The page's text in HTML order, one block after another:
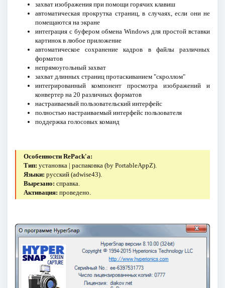
захват изображения при помощи горячих клавиш
автоматическая прокрутка страниц, в случаях, если они не
помещаются на экране
интеграция с буфером обмена Windows для простой вставки
картинок в любое приложение
автоматическое сохранение кадров в файлы различных
форматов
непрямоугольный захват
захват длинных страниц протаскиванием "скроллом"
интегрированный компонент просмотра изображений и
конвертер на 20 различных форматов
настраиваемый пользовательский интерфейс
полностью настраиваемый интерфейс пользователя
поддержка голосовых команд
Особенности RePack'a:
Тип: установка | распаковка (by PortableAppZ).
Языки: русский (adwise43).
Вырезано: справка.
Активация: проведено.